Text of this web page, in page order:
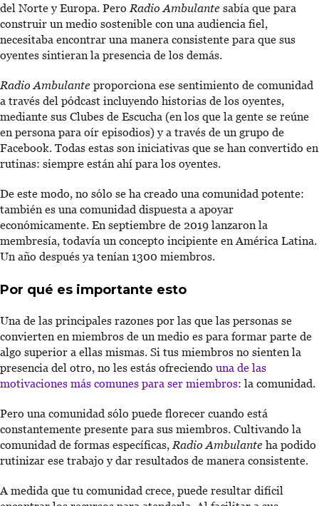
del Norte y Europa. Pero Radio Ambulante sabía que para
construir un medio sostenible con una audiencia fiel,
necesitaba encontrar una manera consistente para que sus
oyentes sintieran la presencia de los demás.
Radio Ambulante proporciona ese sentimiento de comunidad
a través del pódcast incluyendo historias de los oyentes,
mediante sus Clubes de Escucha (en los que la gente se reúne
en persona para oír episodios) y a través de un grupo de
Facebook. Todas estas son iniciativas que se han convertido en
rutinas: siempre están ahí para los oyentes.
De este modo, no sólo se ha creado una comunidad potente:
también es una comunidad dispuesta a apoyar
económicamente. En septiembre de 2019 lanzaron la
membresía, todavía un concepto incipiente en América Latina.
Un año después ya tenían 1300 miembros.
Por qué es importante esto
Una de las principales razones por las que las personas se
convierten en miembros de un medio es para formar parte de
algo superior a ellas mismas. Si tus miembros no sienten la
presencia del otro, no les estás ofreciendo una de las
motivaciones más comunes para ser miembros: la comunidad.
Pero una comunidad sólo puede florecer cuando está
constantemente presente para sus miembros. Cultivando la
comunidad de formas específicas,Radio Ambulante ha podido
rutinizar ese trabajo y dar resultados de manera consistente.
A medida que tu comunidad crece, puede resultar difícil